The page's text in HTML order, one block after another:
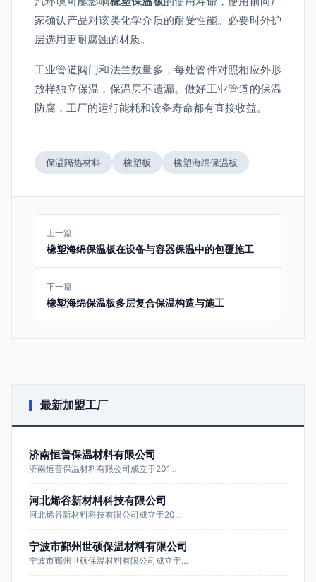
家确认产品对该类化学介质的耐受性能。必要时外护
层选用更耐腐蚀的材质。
工业管道阀门和法兰数量多，每处管件对照相应外形
放样独立保温，保温层不遗漏。做好工业管道的保温
防腐，工厂的运行能耗和设备寿命都有直接收益。
保温隔热材料 橡塑板 橡塑海绵保温板
上一篇
橡塑海绵保温板在设备与容器保温中的包覆施工
下一篇
橡塑海绵保温板多层复合保温构造与施工
最新加盟工厂
济南恒普保温材料有限公司
济南恒普保温材料有限公司成立于201…
河北烯谷新材料科技有限公司
河北烯谷新材料科技有限公司成立于20…
宁波市鄞州世硕保温材料有限公司
宁波市鄞州世硕保温材料有限公司成立于…